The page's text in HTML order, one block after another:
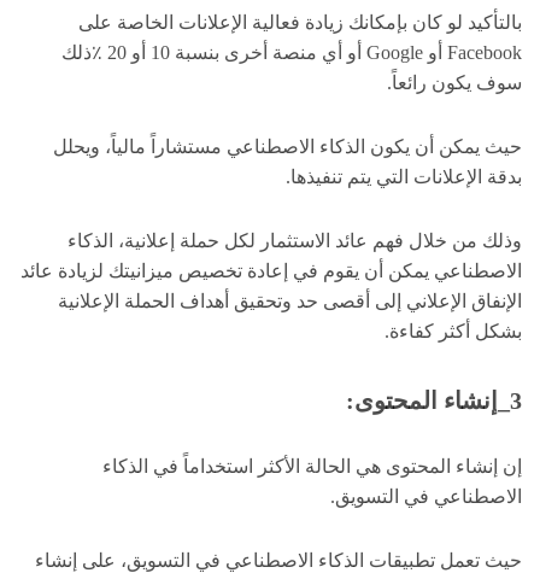
بالتأكيد لو كان بإمكانك زيادة فعالية الإعلانات الخاصة على
Facebook أو Google أو أي منصة أخرى بنسبة 10 أو 20 ٪ذلك
سوف يكون رائعاً.
حيث يمكن أن يكون الذكاء الاصطناعي مستشاراً مالياً، ويحلل
بدقة الإعلانات التي يتم تنفيذها.
وذلك من خلال فهم عائد الاستثمار لكل حملة إعلانية، الذكاء
الاصطناعي يمكن أن يقوم في إعادة تخصيص ميزانيتك لزيادة عائد
الإنفاق الإعلاني إلى أقصى حد وتحقيق أهداف الحملة الإعلانية
بشكل أكثر كفاءة.
3_إنشاء المحتوى:
إن إنشاء المحتوى هي الحالة الأكثر استخداماً في الذكاء
الاصطناعي في التسويق.
حيث تعمل تطبيقات الذكاء الاصطناعي في التسويق، على إنشاء